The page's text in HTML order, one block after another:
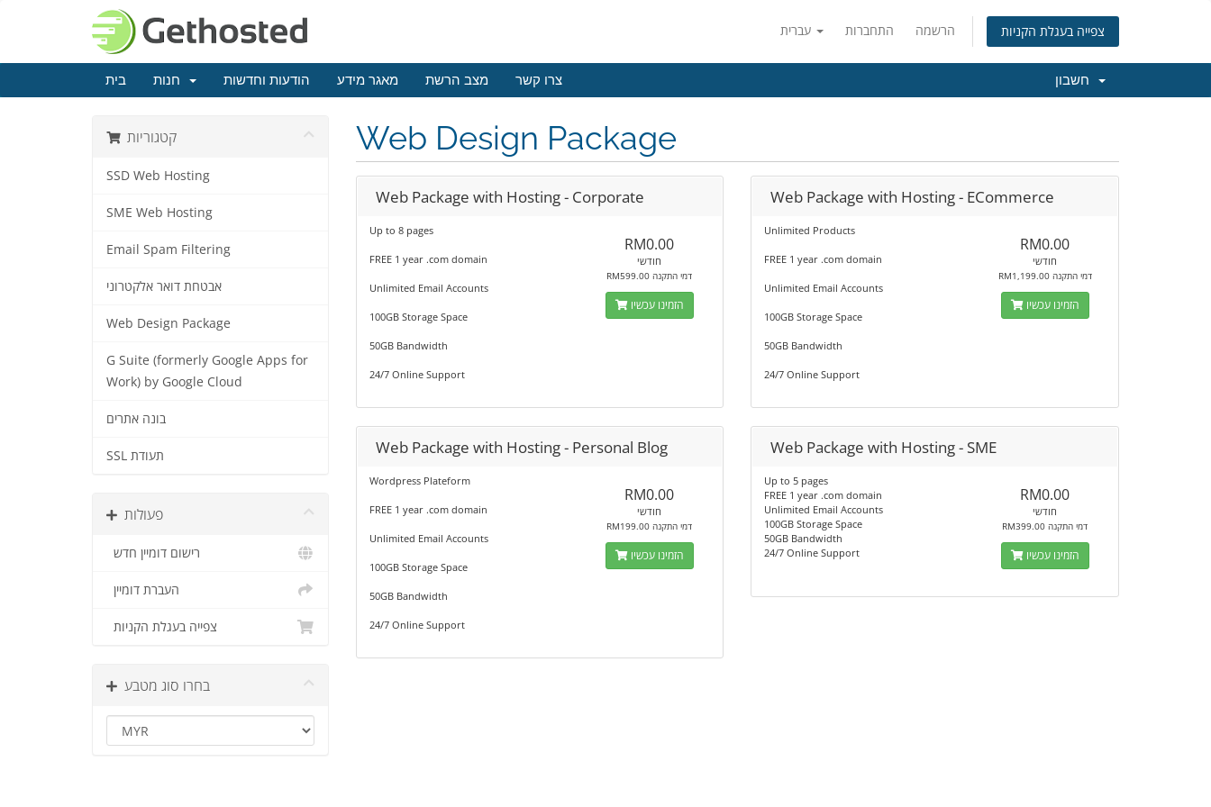
התחברות הרשמה צפייה בעגלת הקניות
בית הודעות וחדשות מאגר מידע מצב הרשת צרו קשר
קטגוריות
SSD Web Hosting
SME Web Hosting
Email Spam Filtering
אבטחת דואר אלקטרוני
Web Design Package
G Suite (formerly Google Apps for
Work) by Google Cloud
בונה אתרים
SSL תעודת
פעולות
רישום דומיין חדש
העברת דומיין
צפייה בעגלת הקניות
בחרו סוג מטבע
Web Design Package
Web Package with Hosting - Corporate
Up to 8 pages
FREE 1 year .com domain
Unlimited Email Accounts
100GB Storage Space
50GB Bandwidth
24/7 Online Support
RM0.00
חודשי
RM599.00 דמי התקנה
הזמינו עכשיו
Web Package with Hosting - ECommerce
Unlimited Products
FREE 1 year .com domain
Unlimited Email Accounts
100GB Storage Space
50GB Bandwidth
24/7 Online Support
RM0.00
חודשי
RM1,199.00 דמי התקנה
הזמינו עכשיו
Web Package with Hosting - Personal Blog
Wordpress Plateform
FREE 1 year .com domain
Unlimited Email Accounts
100GB Storage Space
50GB Bandwidth
24/7 Online Support
RM0.00
חודשי
RM199.00 דמי התקנה
הזמינו עכשיו
Web Package with Hosting - SME
Up to 5 pages
FREE 1 year .com domain
Unlimited Email Accounts
100GB Storage Space
50GB Bandwidth
24/7 Online Support
RM0.00
חודשי
RM399.00 דמי התקנה
הזמינו עכשיו